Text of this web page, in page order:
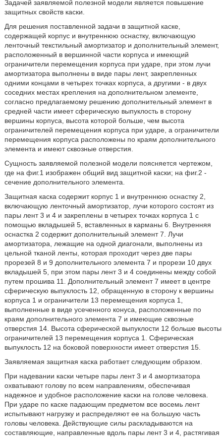
Задачей заявляемой полезной модели является повышение
защитных свойств каски.
Для решения поставленной задачи в защитной каске,
содержащей корпус и внутреннюю оснастку, включающую
ленточный текстильный амортизатор и дополнительный элемент,
расположенный в вершинной части корпуса и имеющий
ограничители перемещения корпуса при ударе, при этом лучи
амортизатора выполнены в виде пары лент, закрепленных
одними концами в четырех точках корпуса, а другими - в двух
соседних местах крепления на дополнительном элементе,
согласно предлагаемому решению дополнительный элемент в
средней части имеет сферическую выпуклость в сторону
вершины корпуса, высота которой больше, чем высота
ограничителей перемещения корпуса при ударе, а ограничители
перемещения корпуса расположены по краям дополнительного
элемента и имеют сквозные отверстия.
Сущность заявляемой полезной модели поясняется чертежом,
где на фиг.1 изображен общий вид защитной каски; на фиг.2 -
сечение дополнительного элемента.
Защитная каска содержит корпус 1 и внутреннюю оснастку 2,
включающую ленточный амортизатор, лучи которого состоят из
пары лент 3 и 4 и закреплены в четырех точках корпуса 1 с
помощью вкладышей 5, вставленных в карманы 6. Внутренняя
оснастка 2 содержит дополнительный элемент 7. Лучи
амортизатора, лежащие на одной диагонали, выполнены из
цельной тканой ленты, которая проходит через две пары
прорезей 8 и 9 дополнительного элемента 7 и прорези 10 двух
вкладышей 5, при этом пары лент 3 и 4 соединены между собой
путем прошива 11. Дополнительный элемент 7 имеет в центре
сферическую выпуклость 12, обращенную в сторону к вершины
корпуса 1 и ограничители 13 перемещения корпуса 1,
выполненные в виде усеченного конуса, расположенные по
краям дополнительного элемента 7 и имеющие сквозные
отверстия 14. Высота сферической выпуклости 12 больше высоты
ограничителей 13 перемещения корпуса 1. Сферическая
выпуклость 12 на боковой поверхности имеет отверстия 15.
Заявляемая защитная каска работает следующим образом.
При надевании каски четыре пары лент 3 и 4 амортизатора
охватывают голову по всем направлениям, обеспечивая
надежное и удобное расположение каски на голове человека.
При ударе по каске падающим предметом все восемь лент
испытывают нагрузку и распределяют ее на большую часть
головы человека. Действующие силы раскладываются на
составляющие, направленные вдоль пары лент 3 и 4, растягивая